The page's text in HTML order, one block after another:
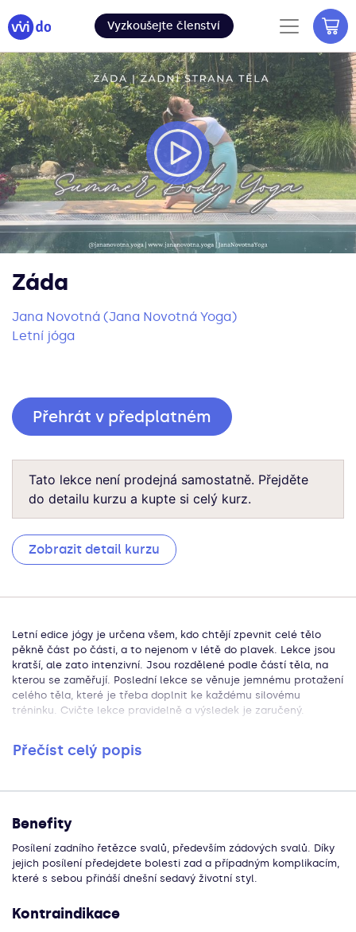
Vyzkoušejte členství
Záda
Jana Novotná (Jana Novotná Yoga)
Letní jóga
Přehrát v předplatném
Tato lekce není prodejná samostatně. Přejděte
do detailu kurzu a kupte si celý kurz.
Zobrazit detail kurzu
Letní edice jógy je určena všem, kdo chtějí zpevnit celé tělo
pěkně část po části, a to nejenom v létě do plavek. Lekce jsou
kratší, ale zato intenzivní. Jsou rozdělené podle částí těla, na
kterou se zaměřují. Poslední lekce se věnuje jemnému protažení
celého těla, které je třeba doplnit ke každému silovému
tréninku. Cvičte lekce pravidelně a výsledek je zaručený.
Přečíst celý popis
Benefity
Posílení zadního řetězce svalů, především zádových svalů. Díky
jejich posílení předejdete bolesti zad a případným komplikacím,
které s sebou přináší dnešní sedavý životní styl.
Kontraindikace